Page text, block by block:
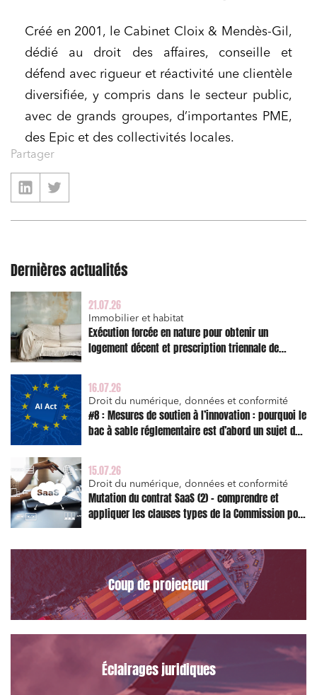
Créé en 2001, le Cabinet Cloix & Mendès-Gil,
dédié au droit des affaires, conseille et
défend avec rigueur et réactivité une clientèle
diversifiée, y compris dans le secteur public,
avec de grands groupes, d’importantes PME,
des Epic et des collectivités locales.
Partager
Dernières actualités
21.07.26
Immobilier et habitat
Exécution forcée en nature pour obtenir un
logement décent et prescription triennale de
16.07.26
Droit du numérique, données et conformité
#8 : Mesures de soutien à l’innovation : pourquoi le
bac à sable réglementaire est d’abord un sujet de
15.07.26
Droit du numérique, données et conformité
Mutation du contrat SaaS (2) – comprendre et
appliquer les clauses types de la Commission pour
Coup de projecteur
Éclairages juridiques
Relations commerciales et contrats
Associations et acteurs de l’économie sociale et
solidaire
Media et édition
Entreprises du numérique
Établissements financiers
Mobilité et transport
Droit du numérique, données et conformité